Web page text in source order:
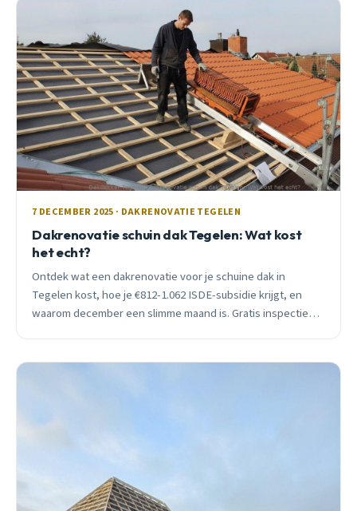
7 DECEMBER 2025 · DAKRENOVATIE TEGELEN
Dakrenovatie schuin dak Tegelen: Wat kost
het echt?
Ontdek wat een dakrenovatie voor je schuine dak in
Tegelen kost, hoe je €812-1.062 ISDE-subsidie krijgt, en
waarom december een slimme maand is. Gratis inspectie